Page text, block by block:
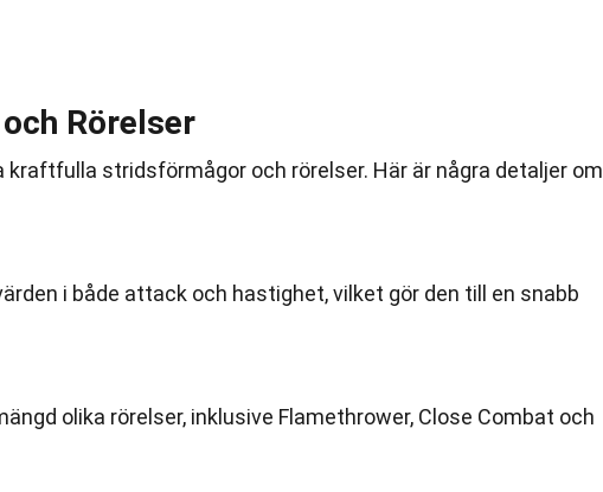
Rörelser
kraftfulla stridsförmågor och rörelser. Här är några detaljer om
i både attack och hastighet, vilket gör den till en snabb
olika rörelser, inklusive Flamethrower, Close Combat och